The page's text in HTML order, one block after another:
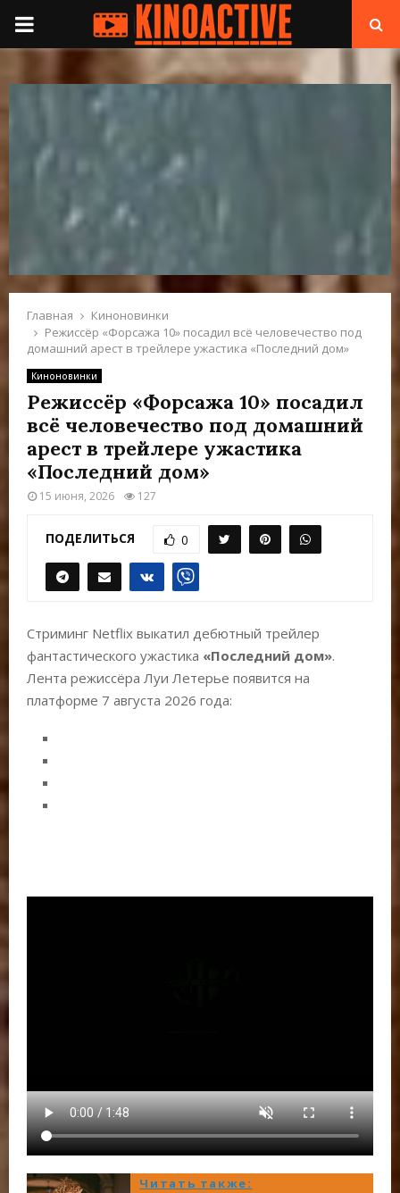
П
Н
О
М
Главная
Киноновинки
Режиссёр «Форсажа 10» посадил всё человечество под
домашний арест в трейлере ужастика «Последний дом»
Киноновинки
Режиссёр «Форсажа 10» посадил
всё человечество под домашний
арест в трейлере ужастика
«Последний дом»
15 июня, 2026 127
ПОДЕЛИТЬСЯ 0
Стриминг Netflix выкатил дебютный трейлер
фантастического ужастика «Последний дом».
Лента режиссёра Луи Летерье появится на
платформе 7 августа 2026 года:
Читать также: